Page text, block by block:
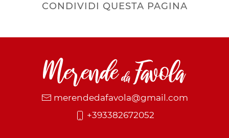
CONDIVIDI QUESTA PAGINA
merendedafavola@gmail.com
+393382672052